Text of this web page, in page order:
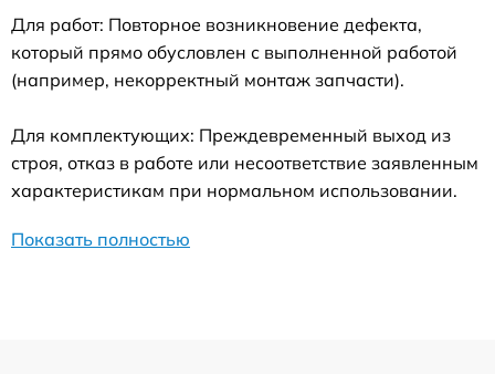
Для работ: Повторное возникновение дефекта,
который прямо обусловлен с выполненной работой
(например, некорректный монтаж запчасти).
Для комплектующих: Преждевременный выход из
строя, отказ в работе или несоответствие заявленным
характеристикам при нормальном использовании.
Показать полностью